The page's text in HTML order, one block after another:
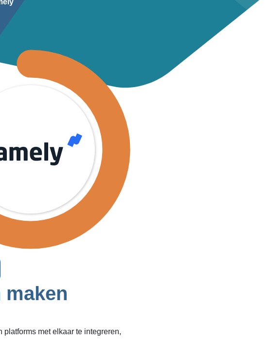
met elkaar te integreren,